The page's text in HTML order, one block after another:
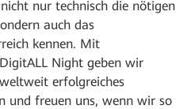
nur technisch die nötigen
auch das
kennen. Mit
Night geben wir
erfolgreiches
und freuen uns, wenn wir so